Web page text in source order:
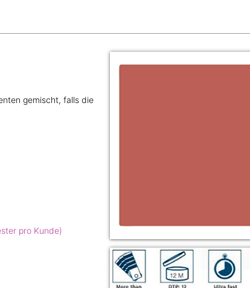
gemischt, falls die
pro Kunde)